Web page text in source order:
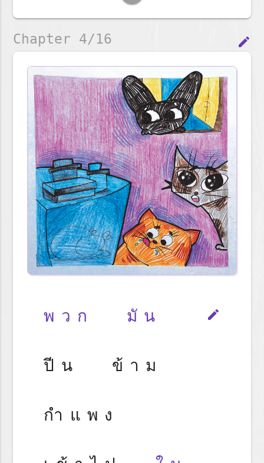
edit
Chapter 4/16
edit
พวก มัน
ปีน ข้าม
กำแพง